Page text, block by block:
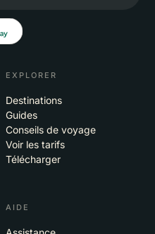
EXPLORER
Destinations
Guides
Conseils de voyage
Voir les tarifs
Télécharger
AIDE